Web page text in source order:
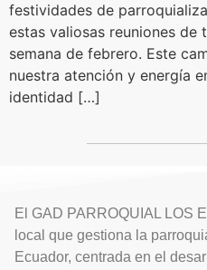
festividades de
estas valiosas reuniones de
semana de febrero. Este
nuestra atención y energía
identidad […]
El GAD PARROQUIAL LOS
local que gestiona la
Ecuador, centrada en el